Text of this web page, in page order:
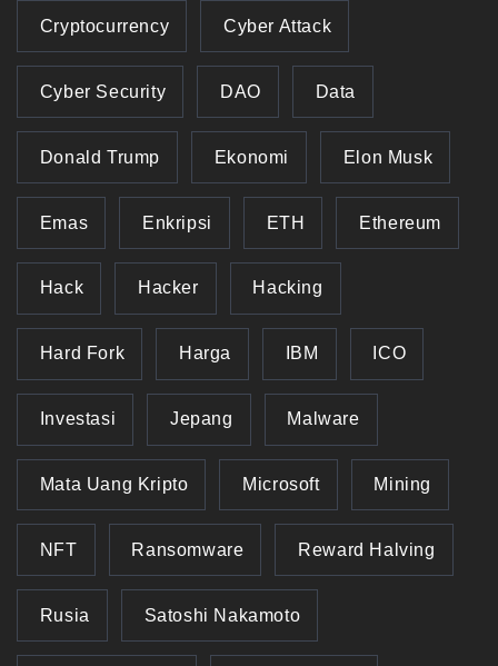
Cryptocurrency Cyber Attack
Cyber Security DAO Data
Donald Trump Ekonomi Elon Musk
Emas Enkripsi ETH Ethereum
Hack Hacker Hacking
Hard Fork Harga IBM ICO
Investasi Jepang Malware
Mata Uang Kripto Microsoft Mining
NFT Ransomware Reward Halving
Rusia Satoshi Nakamoto